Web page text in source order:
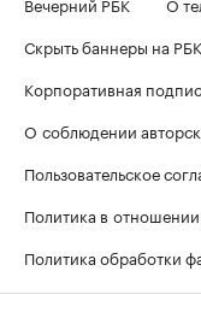
Скрыть баннеры на РБК
Корпоративная
О соблюдении
Пользовательское
Политика в
Политика обработки